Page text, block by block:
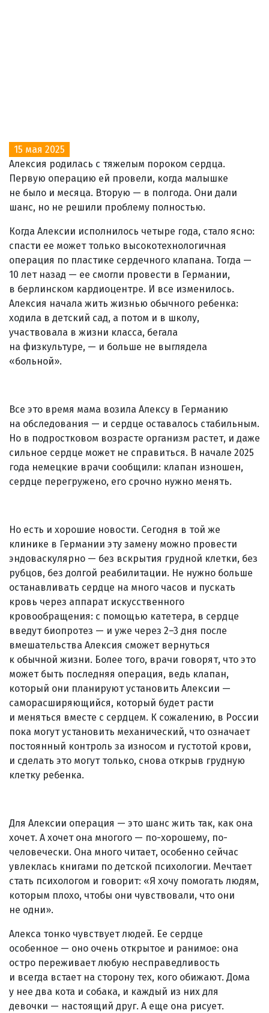
15 мая 2025
Алексия родилась с тяжелым пороком сердца.
Первую операцию ей провели, когда малышке
не было и месяца. Вторую — в полгода. Они дали
шанс, но не решили проблему полностью.
Когда Алексии исполнилось четыре года, стало ясно:
спасти ее может только высокотехнологичная
операция по пластике сердечного клапана. Тогда —
10 лет назад — ее смогли провести в Германии,
в берлинском кардиоцентре. И все изменилось.
Алексия начала жить жизнью обычного ребенка:
ходила в детский сад, а потом и в школу,
участвовала в жизни класса, бегала
на физкультуре, — и больше не выглядела
«больной».
Все это время мама возила Алексу в Германию
на обследования — и сердце оставалось стабильным.
Но в подростковом возрасте организм растет, и даже
сильное сердце может не справиться. В начале 2025
года немецкие врачи сообщили: клапан изношен,
сердце перегружено, его срочно нужно менять.
Но есть и хорошие новости. Сегодня в той же
клинике в Германии эту замену можно провести
эндоваскулярно — без вскрытия грудной клетки, без
рубцов, без долгой реабилитации. Не нужно больше
останавливать сердце на много часов и пускать
кровь через аппарат искусственного
кровообращения: с помощью катетера, в сердце
введут биопротез — и уже через 2–3 дня после
вмешательства Алексия сможет вернуться
к обычной жизни. Более того, врачи говорят, что это
может быть последняя операция, ведь клапан,
который они планируют установить Алексии —
саморасширяющийся, который будет расти
и меняться вместе с сердцем. К сожалению, в России
пока могут установить механический, что означает
постоянный контроль за износом и густотой крови,
и сделать это могут только, снова открыв грудную
клетку ребенка.
Для Алексии операция — это шанс жить так, как она
хочет. А хочет она многого — по-хорошему, по-
человечески. Она много читает, особенно сейчас
увлеклась книгами по детской психологии. Мечтает
стать психологом и говорит: «Я хочу помогать людям,
которым плохо, чтобы они чувствовали, что они
не одни».
Алекса тонко чувствует людей. Ее сердце
особенное — оно очень открытое и ранимое: она
остро переживает любую несправедливость
и всегда встает на сторону тех, кого обижают. Дома
у нее два кота и собака, и каждый из них для
девочки — настоящий друг. А еще она рисует.